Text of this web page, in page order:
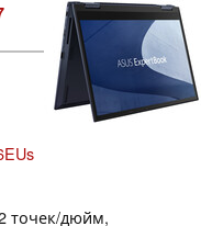
точек/дюйм,